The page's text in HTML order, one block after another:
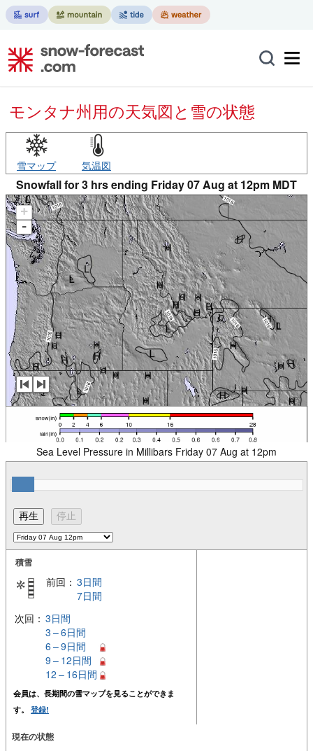
モンタナ州用の天気図と雪の状態
雪マップ 気温図
Snowfall for 3 hrs ending Friday 07 Aug at 12pm MDT
+
-
Sea Level Pressure in Millibars Friday 07 Aug at 12pm
積雪
前回： 3日間
7日間
次回： 3日間
3 – 6日間
6 – 9日間
9 – 12日間
12 – 16日間
会員は、長期間の雪マップを見ることができま
す。 登録!
現在の状態